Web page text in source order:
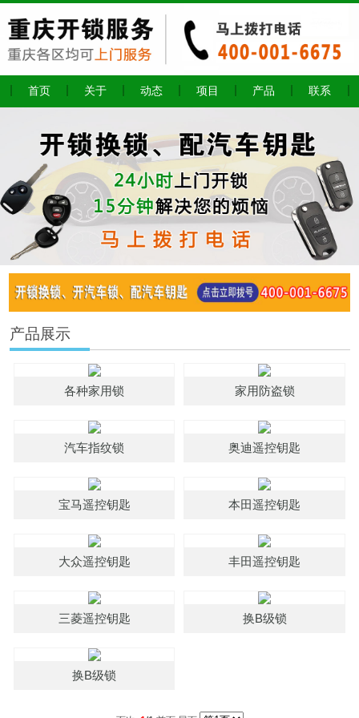
首页 关于 动态 项目 产品 联系
产品展示
各种家用锁 家用防盗锁
汽车指纹锁 奥迪遥控钥匙
宝马遥控钥匙 本田遥控钥匙
大众遥控钥匙 丰田遥控钥匙
三菱遥控钥匙 换B级锁
换B级锁